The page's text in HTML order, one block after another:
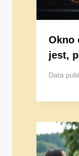
Okno
jest,
Data